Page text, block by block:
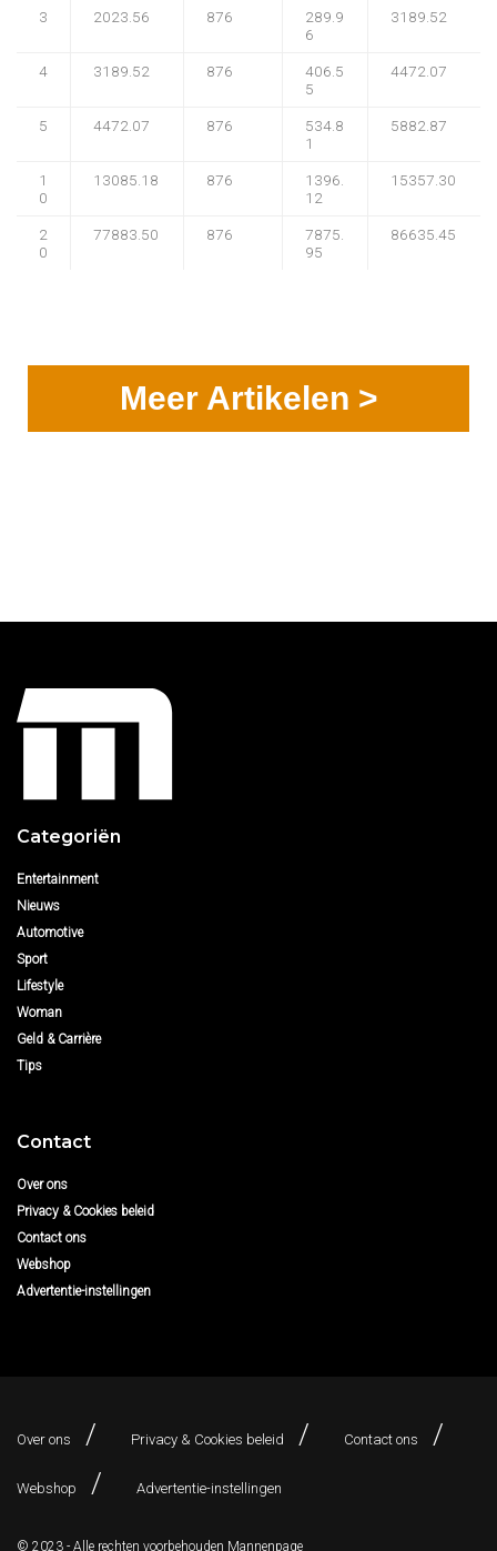
3 2023.56 876
289.9
6
3189.52
4 3189.52 876
406.5
5
4472.07
5 4472.07 876
534.8
1
5882.87
1
0
13085.18 876
1396.
12
15357.30
2
0
77883.50 876
7875.
95
86635.45
Meer Artikelen >
Categoriën
Entertainment
Nieuws
Automotive
Sport
Lifestyle
Woman
Geld & Carrière
Tips
Contact
Over ons
Privacy & Cookies beleid
Contact ons
Webshop
Advertentie-instellingen
Over ons Privacy & Cookies beleid Contact ons
Webshop Advertentie-instellingen
© 2023 - Alle rechten voorbehouden Mannenpage